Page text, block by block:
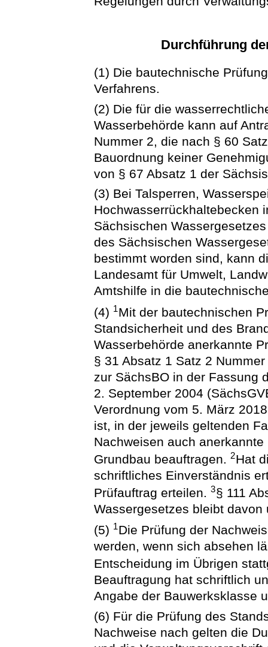
Durchführung
(1) Die bautechnische
Verfahrens.
(2) Die für die
Wasserbehörde kann auf
Nummer 2, die nach § 60
Bauordnung keiner
von § 67 Absatz 1 der
(3) Bei Talsperren,
Hochwasserrückhaltebecken
Sächsischen
des Sächsischen
bestimmt worden sind, kann
Landesamt für Umwelt,
Amtshilfe in die
(4) 1Mit der bautechnischen
Standsicherheit und des
Wasserbehörde anerkannte
§ 31 Absatz 1 Satz 2
zur SächsBO in der Fassung
2. September 2004
Verordnung vom 5. März
ist, in der jeweils geltenden
Nachweisen auch
Grundbau beauftragen.2Hat
schriftliches Einverständnis
Prüfauftrag erteilen.3§ 111
Wassergesetzes bleibt davon
(5) 1Die Prüfung der
werden, wenn sich absehen
Entscheidung im Übrigen
Beauftragung hat schriftlich
Angabe der Bauwerksklasse
(6) Für die Prüfung des
Nachweise nach gelten die